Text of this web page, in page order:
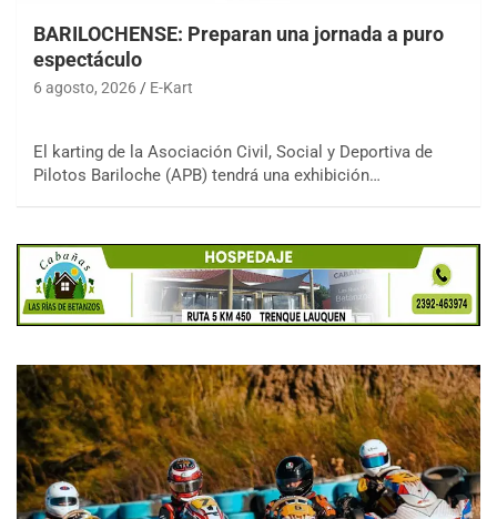
BARILOCHENSE: Preparan una jornada a puro
espectáculo
6 agosto, 2026 E-Kart
El karting de la Asociación Civil, Social y Deportiva de
Pilotos Bariloche (APB) tendrá una exhibición…